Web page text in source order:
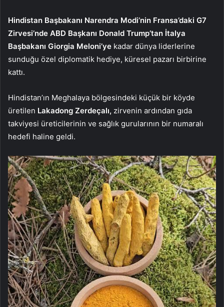
Hindistan Başbakanı Narendra Modi’nin Fransa’daki G7
Zirvesi’nde ABD Başkanı Donald Trump’tan İtalya
Başbakanı Giorgia Meloni’ye kadar dünya liderlerine
sunduğu özel diplomatik hediye, küresel pazarı birbirine
kattı.
Hindistan’ın Meghalaya bölgesindeki küçük bir köyde
üretilen Lakadong Zerdeçalı, zirvenin ardından gıda
takviyesi üreticilerinin ve sağlık gurularının bir numaralı
hedefi haline geldi.